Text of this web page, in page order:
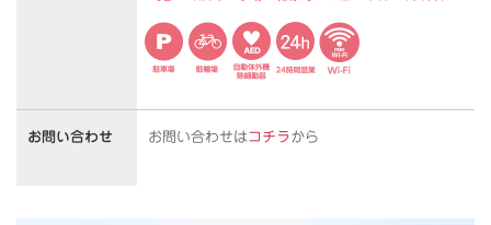
お問い合わせ お問い合わせはコチラから